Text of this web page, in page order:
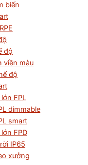
biến
độ
viền màu
độ
FPL
dimmable
smart
FPD
IP65
xưởng